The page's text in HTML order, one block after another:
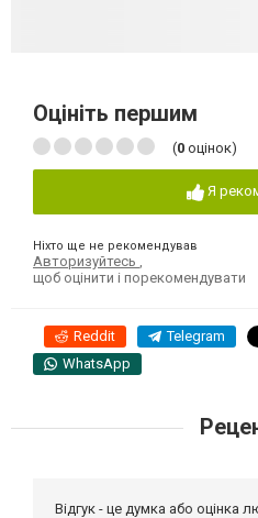
Оцініть першим
(0 оцінок)
Я
Ніхто ще не рекомендував
Авторизуйтесь
щоб оцінити і порекомендувати
Reddit Telegram
WhatsApp
Відгук - це думка або оцінка